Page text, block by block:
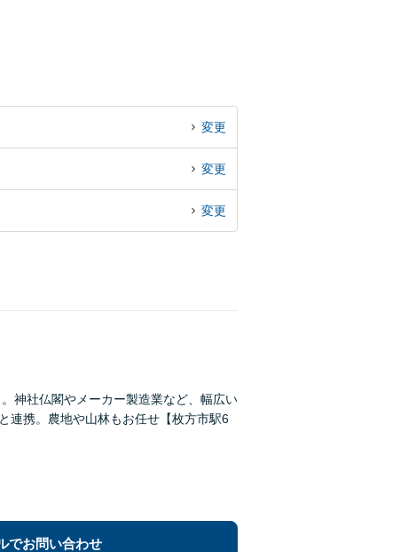
変更
変更
変更
神社仏閣やメーカー製造業など、幅広い
連携。農地や山林もお任せ【枚方市駅6
でお問い合わせ